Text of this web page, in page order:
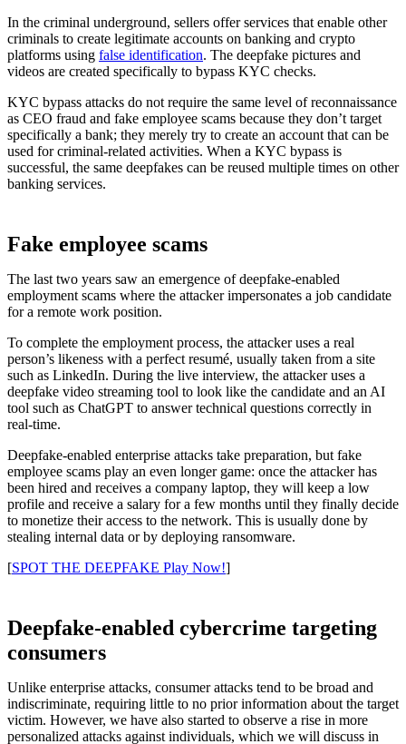
In the criminal underground, sellers offer services that enable other
criminals to create legitimate accounts on banking and crypto
platforms using false identification. The deepfake pictures and
videos are created specifically to bypass KYC checks.
KYC bypass attacks do not require the same level of reconnaissance
as CEO fraud and fake employee scams because they don’t target
specifically a bank; they merely try to create an account that can be
used for criminal-related activities. When a KYC bypass is
successful, the same deepfakes can be reused multiple times on other
banking services.
Fake employee scams
The last two years saw an emergence of deepfake-enabled
employment scams where the attacker impersonates a job candidate
for a remote work position.
To complete the employment process, the attacker uses a real
person’s likeness with a perfect resumé, usually taken from a site
such as LinkedIn. During the live interview, the attacker uses a
deepfake video streaming tool to look like the candidate and an AI
tool such as ChatGPT to answer technical questions correctly in
real-time.
Deepfake-enabled enterprise attacks take preparation, but fake
employee scams play an even longer game: once the attacker has
been hired and receives a company laptop, they will keep a low
profile and receive a salary for a few months until they finally decide
to monetize their access to the network. This is usually done by
stealing internal data or by deploying ransomware.
[SPOT THE DEEPFAKE Play Now!]
Deepfake-enabled cybercrime targeting
consumers
Unlike enterprise attacks, consumer attacks tend to be broad and
indiscriminate, requiring little to no prior information about the target
victim. However, we have also started to observe a rise in more
personalized attacks against individuals, which we will discuss in